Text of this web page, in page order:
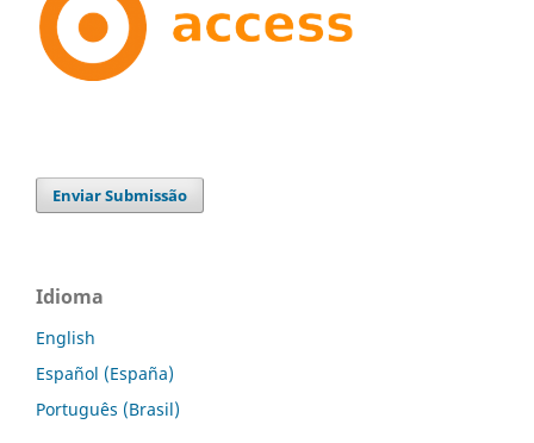
Enviar Submissão
Idioma
English
Español (España)
Português (Brasil)